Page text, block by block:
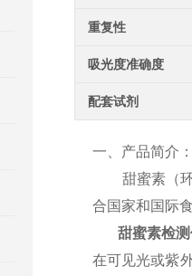
重复性
吸光度准确度
配套试剂
一、产品简介：
甜蜜素（环
合国家和国际
甜蜜素检
在可见光或紫